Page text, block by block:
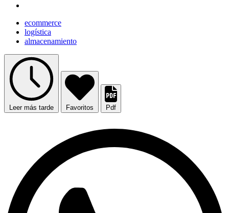
ecommerce
logística
almacenamiento
Leer más tarde Favoritos Pdf